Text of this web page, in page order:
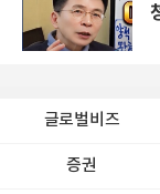
글로벌비즈
증권